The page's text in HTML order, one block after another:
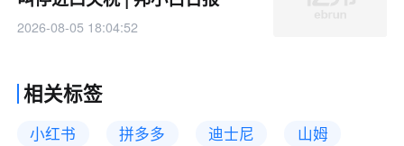
2026-08-05 18:04:52
相关标签
小红书 拼多多 迪士尼
山姆